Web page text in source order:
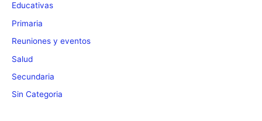
Educativas
Primaria
Reuniones y eventos
Salud
Secundaria
Sin Categoria